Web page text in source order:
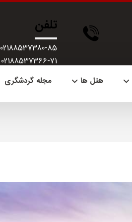
تلفن
02188537380-85
02188537366-71
هتل ها مجله گردشگری